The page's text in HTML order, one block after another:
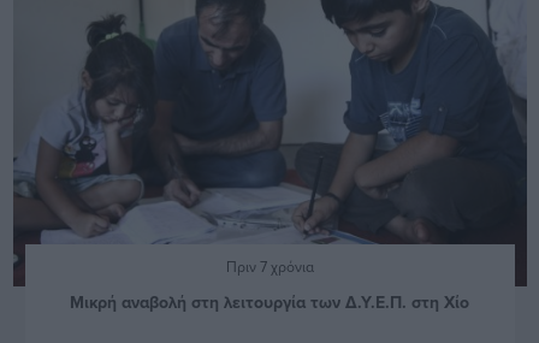
Πριν 7 χρόνια
Μικρή αναβολή στη λειτουργία των Δ.Υ.Ε.Π. στη Χίο